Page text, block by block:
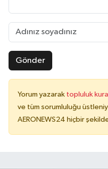
Gönder
Yorum yazarak topluluk
ve tüm sorumluluğu
AERONEWS24 hiçbir